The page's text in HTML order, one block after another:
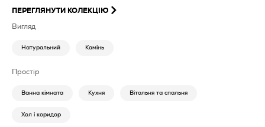
ПЕРЕГЛЯНУТИ КОЛЕКЦІЮ
Вигляд
Натуральний Камінь
Простір
Ванна кімната Кухня Вітальня та спальня
Хол і коридор